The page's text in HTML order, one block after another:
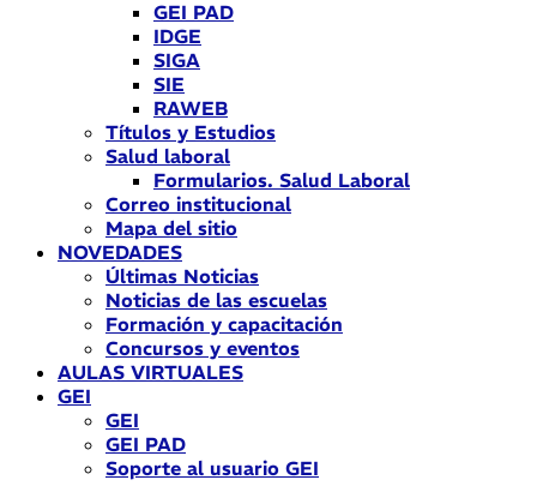
GEI PAD
IDGE
SIGA
SIE
RAWEB
Títulos y Estudios
Salud laboral
Formularios. Salud Laboral
Correo institucional
Mapa del sitio
NOVEDADES
Últimas Noticias
Noticias de las escuelas
Formación y capacitación
Concursos y eventos
AULAS VIRTUALES
GEI
GEI
GEI PAD
Soporte al usuario GEI